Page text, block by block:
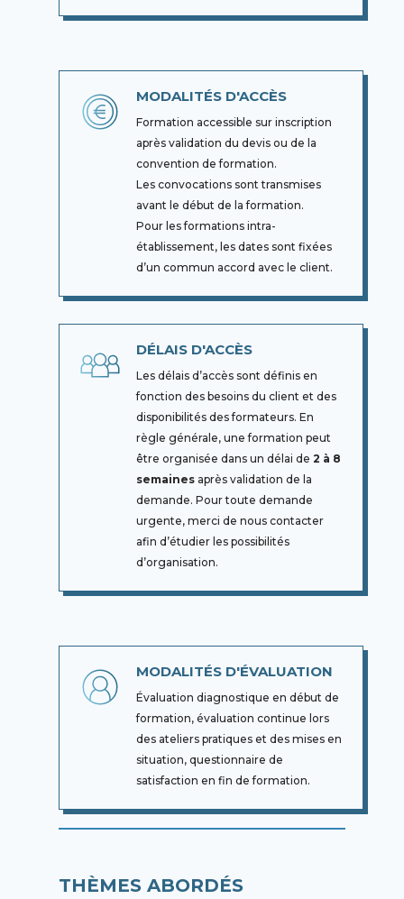
MODALITÉS D'ACCÈS
Formation accessible sur inscription
après validation du devis ou de la
convention de formation.
Les convocations sont transmises
avant le début de la formation.
Pour les formations intra-
établissement, les dates sont fixées
d’un commun accord avec le client.
DÉLAIS D'ACCÈS
Les délais d’accès sont définis en
fonction des besoins du client et des
disponibilités des formateurs. En
règle générale, une formation peut
être organisée dans un délai de 2 à 8
semainesaprès validation de la
demande. Pour toute demande
urgente, merci de nous contacter
afin d’étudier les possibilités
d’organisation.
MODALITÉS D'ÉVALUATION
Évaluation diagnostique en début de
formation, évaluation continue lors
des ateliers pratiques et des mises en
situation, questionnaire de
satisfaction en fin de formation.
THÈMES ABORDÉS